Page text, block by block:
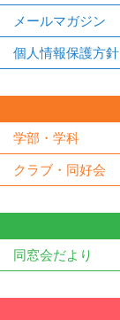
メールマガジン
個人情報保護方針
学部・学科
クラブ・同好会
同窓会だより